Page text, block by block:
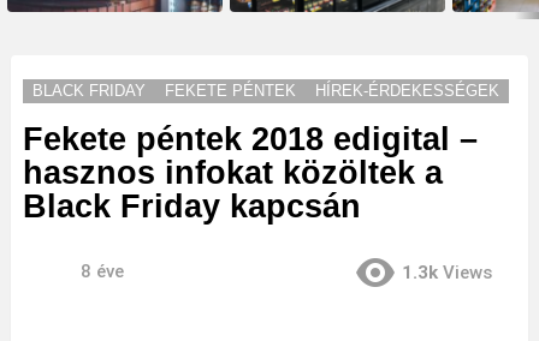
BLACK FRIDAY FEKETE PÉNTEK HÍREK-ÉRDEKESSÉGEK
Fekete péntek 2018 edigital –
hasznos infokat közöltek a
Black Friday kapcsán
8 éve 1.3k Views